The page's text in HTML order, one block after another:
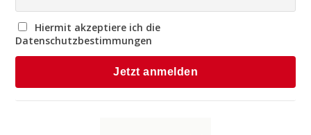
Hiermit akzeptiere ich die
Datenschutzbestimmungen